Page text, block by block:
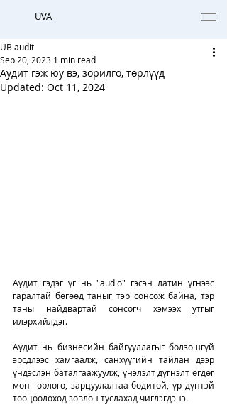
UVA
Аудит гэж юу вэ, зорилго, төрлүүд
UB audit
Sep 20, 2023 1 min read
Updated: Oct 11, 2024
Аудит гэдэг үг нь "audio" гэсэн латин үгнээс
гаралтай бөгөөд таныг тэр сонсож байна, тэр
таны найдвартай сонсогч хэмээх утгыг
илэрхийлдэг.
Аудит нь бизнесийн байгууллагыг болзошгүй
эрсдлээс хамгаалж, санхүүгийн тайлан дээр
үндэслэн баталгаажуулж, үнэлэлт дүгнэлт өгдөг
мөн  орлого, зарцуулалтаа бодитой, үр дүнтэй
тооцоолоход зөвлөн туслахад чиглэгдэнэ.